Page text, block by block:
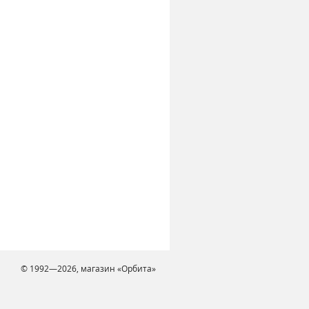
© 1992—2026, магазин «Орбита»